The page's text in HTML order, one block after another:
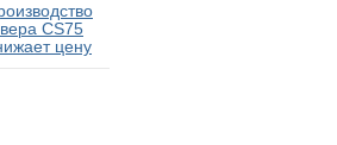
CS75
цену